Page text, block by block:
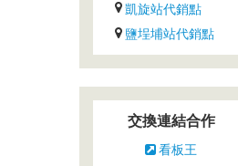
凱旋站代銷點
鹽埕埔站代銷點
交換連結合作
看板王